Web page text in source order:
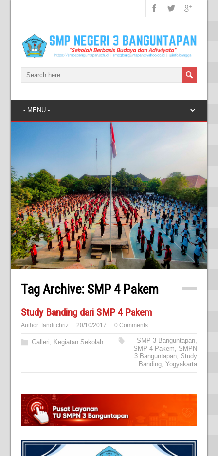
Tag Archive: SMP 4 Pakem
Study Banding dari SMP 4 Pakem
Author: fandi chriz 20/10/2017 0 Comments
Galleri, Kegiatan Sekolah SMP 3 Banguntapan,
SMP 4 Pakem, SMPN
3 Banguntapan, Study
Banding,Yogyakarta